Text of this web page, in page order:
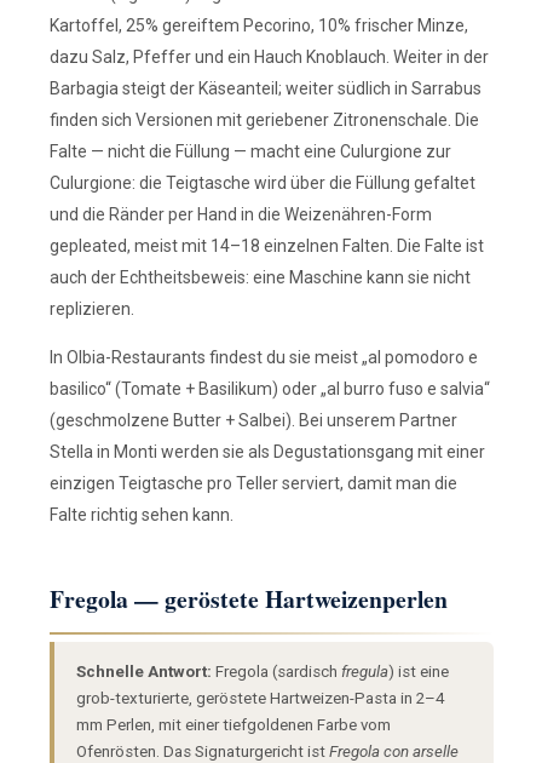
Kartoffel, 25% gereiftem Pecorino, 10% frischer Minze,
dazu Salz, Pfeffer und ein Hauch Knoblauch. Weiter in der
Barbagia steigt der Käseanteil; weiter südlich in Sarrabus
finden sich Versionen mit geriebener Zitronenschale. Die
Falte — nicht die Füllung — macht eine Culurgione zur
Culurgione: die Teigtasche wird über die Füllung gefaltet
und die Ränder per Hand in die Weizenähren-Form
gepleated, meist mit 14–18 einzelnen Falten. Die Falte ist
auch der Echtheitsbeweis: eine Maschine kann sie nicht
replizieren.
In Olbia-Restaurants findest du sie meist „al pomodoro e
basilico“ (Tomate + Basilikum) oder „al burro fuso e salvia“
(geschmolzene Butter + Salbei). Bei unserem Partner
Stella in Monti werden sie als Degustationsgang mit einer
einzigen Teigtasche pro Teller serviert, damit man die
Falte richtig sehen kann.
Fregola — geröstete Hartweizenperlen
Schnelle Antwort: Fregola (sardisch fregula) ist eine
grob-texturierte, geröstete Hartweizen-Pasta in 2–4
mm Perlen, mit einer tiefgoldenen Farbe vom
Ofenrösten. Das Signaturgericht ist Fregola con arselle